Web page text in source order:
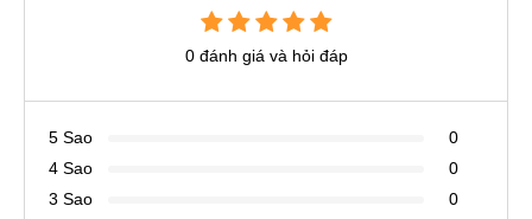
0 đánh giá và hỏi đáp
5 Sao
0
4 Sao
0
3 Sao
0